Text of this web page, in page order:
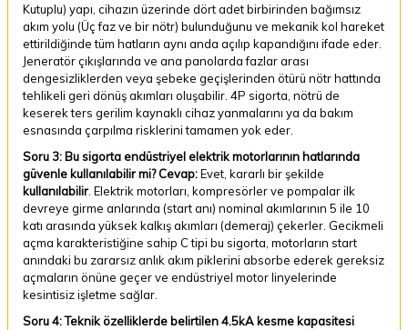
Kutuplu) yapı, cihazın üzerinde dört adet birbirinden bağımsız
akım yolu (Üç faz ve bir nötr) bulunduğunu ve mekanik kol hareket
ettirildiğinde tüm hatların aynı anda açılıp kapandığını ifade eder.
Jeneratör çıkışlarında ve ana panolarda fazlar arası
dengesizliklerden veya şebeke geçişlerinden ötürü nötr hattında
tehlikeli geri dönüş akımları oluşabilir. 4P sigorta, nötrü de
keserek ters gerilim kaynaklı cihaz yanmalarını ya da bakım
esnasında çarpılma risklerini tamamen yok eder.
Soru 3: Bu sigorta endüstriyel elektrik motorlarının hatlarında
güvenle kullanılabilir mi?Cevap:Evet, kararlı bir şekilde
kullanılabilir . Elektrik motorları, kompresörler ve pompalar ilk
devreye girme anlarında (start anı) nominal akımlarının 5 ile 10
katı arasında yüksek kalkış akımları (demeraj) çekerler. Gecikmeli
açma karakteristiğine sahip C tipi bu sigorta, motorların start
anındaki bu zararsız anlık akım piklerini absorbe ederek gereksiz
açmaların önüne geçer ve endüstriyel motor linyelerinde
kesintisiz işletme sağlar.
Soru 4: Teknik özelliklerde belirtilen 4.5kA kesme kapasitesi